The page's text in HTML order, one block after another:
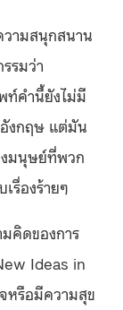
วามสนุกสนาน
รมว่า
ท์คำนี้ยังไม่มี
งกฤษ แต่มัน
มนุษย์ที่พวก
รื่องร้ายๆ
คิดของการ
Ideas in
หรือมีความสุข